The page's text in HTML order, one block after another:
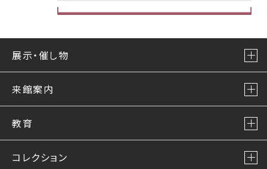
展示・催し物
来館案内
教育
コレクション